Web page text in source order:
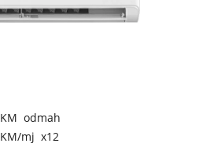
KM odmah
KM/mj x12